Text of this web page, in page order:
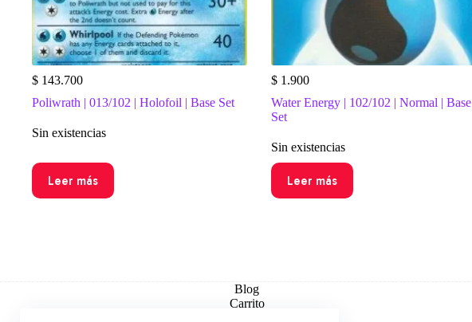
$ 143.700
Poliwrath | 013/102 | Holofoil | Base Set
Sin existencias
Leer más
$1.900
Water Energy | 102/102 | Normal | Base
Set
Sin existencias
Leer más
Blog
Carrito